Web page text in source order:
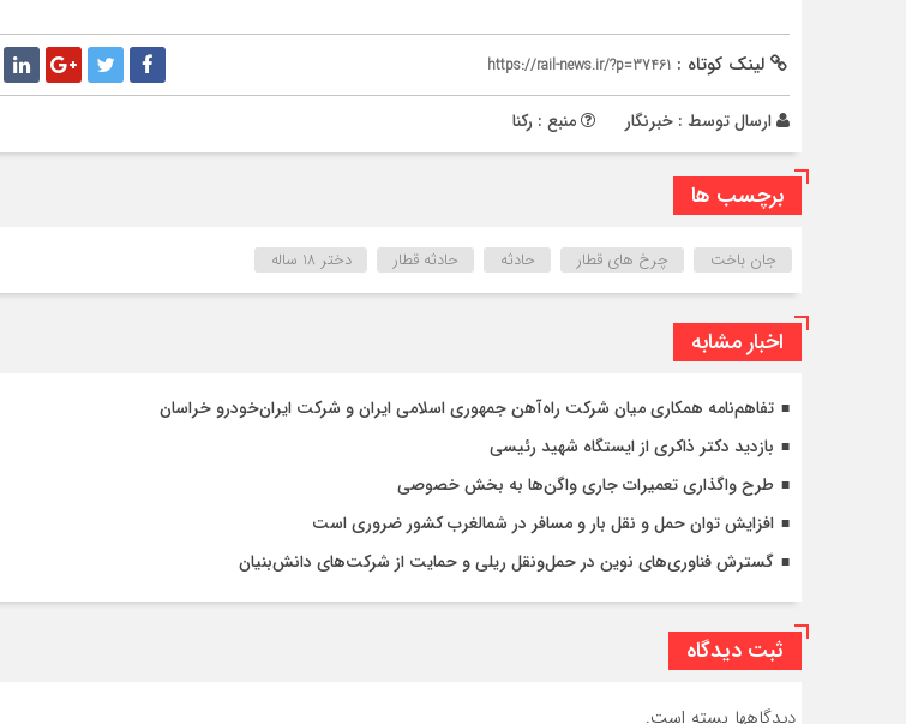
لینک کوتاه : https://rail-news.ir/?p=37461
ارسال توسط : خبرنگار منبع : رکنا
برچسب ها
جان باخت چرخ های قطار حادثه حادثه قطار دختر 18 ساله
اخبار مشابه
تفاهم‌نامه همکاری میان شرکت راه‌آهن جمهوری اسلامی ایران و شرکت ایران‌خودرو خراسان
بازدید دکتر ذاکری از ایستگاه شهید رئیسی
طرح واگذاری تعمیرات جاری واگن‌ها به بخش خصوصی
افزایش توان حمل و نقل بار و مسافر در شمالغرب کشور ضروری است
گسترش فناوری‌های نوین در حمل‌ونقل ریلی و حمایت از شرکت‌های دانش‌بنیان
ثبت دیدگاه